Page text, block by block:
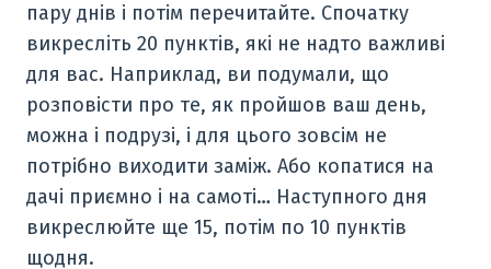
пару днів і потім перечитайте. Спочатку
викресліть 20 пунктів, які не надто важливі
для вас. Наприклад, ви подумали, що
розповісти про те, як пройшов ваш день,
можна і подрузі, і для цього зовсім не
потрібно виходити заміж. Або копатися на
дачі приємно і на самоті… Наступного дня
викреслюйте ще 15, потім по 10 пунктів
щодня.